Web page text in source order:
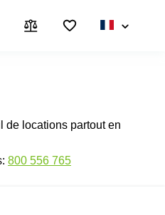
de locations partout en
800 556 765